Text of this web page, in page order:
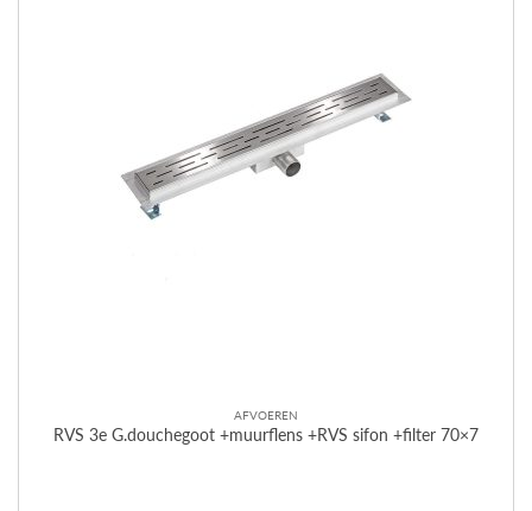
AFVOEREN
RVS 3e G.douchegoot +muurflens +RVS sifon +filter 70×7